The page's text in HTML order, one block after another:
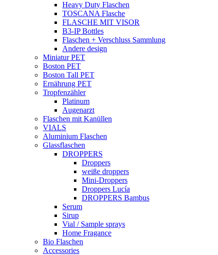
Heavy Duty Flaschen
TOSCANA Flasche
FLASCHE MIT VISOR
B3-IP Bottles
Flaschen + Verschluss Sammlung
Andere design
Miniatur PET
Boston PET
Boston Tall PET
Ernährung PET
Tropfenzähler
Platinum
Augenarzt
Flaschen mit Kanüllen
VIALS
Aluminium Flaschen
Glassflaschen
DROPPERS
Droppers
weiße droppers
Mini-Droppers
Droppers Lucía
DROPPERS Bambus
Serum
Sirup
Vial / Sample sprays
Home Fragance
Bio Flaschen
Accessories